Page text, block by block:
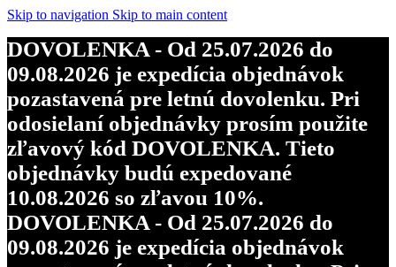
Skip to navigation Skip to main content
DOVOLENKA - Od 25.07.2026 do
09.08.2026 je expedícia objednávok
pozastavená pre letnú dovolenku. Pri
odosielaní objednávky prosím použite
zľavový kód DOVOLENKA. Tieto
objednávky budú expedované
10.08.2026 so zľavou 10%.
DOVOLENKA - Od 25.07.2026 do
09.08.2026 je expedícia objednávok